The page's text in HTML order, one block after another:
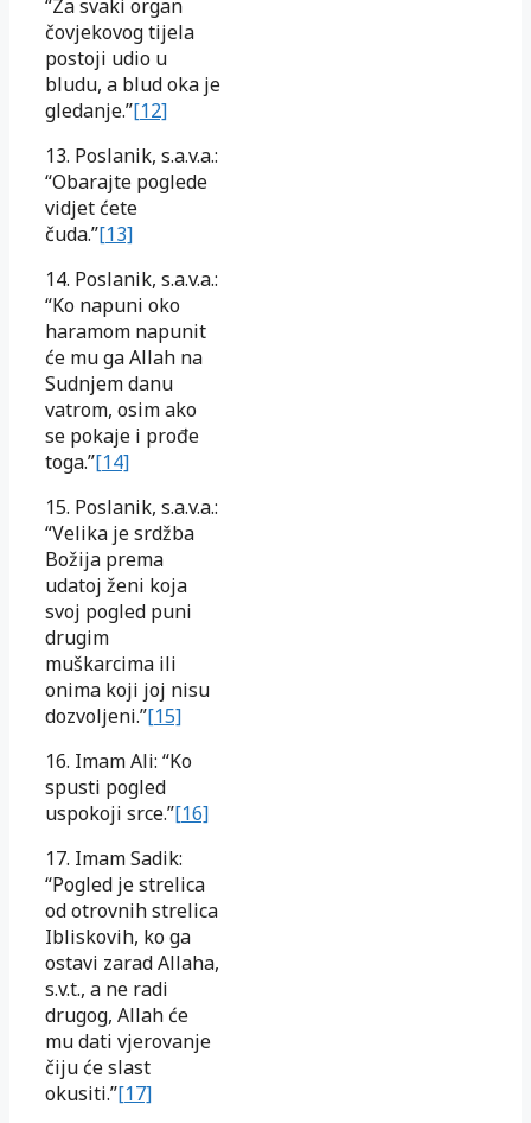
“Za svaki organ
čovjekovog tijela
postoji udio u
bludu, a blud oka je
gledanje.”[12]
13. Poslanik, s.a.v.a.:
“Obarajte poglede
vidjet ćete
čuda.”[13]
14. Poslanik, s.a.v.a.:
“Ko napuni oko
haramom napunit
će mu ga Allah na
Sudnjem danu
vatrom, osim ako
se pokaje i prođe
toga.”[14]
15. Poslanik, s.a.v.a.:
“Velika je srdžba
Božija prema
udatoj ženi koja
svoj pogled puni
drugim
muškarcima ili
onima koji joj nisu
dozvoljeni.”[15]
16. Imam Ali: “Ko
spusti pogled
uspokoji srce.”[16]
17. Imam Sadik:
“Pogled je strelica
od otrovnih strelica
Ibliskovih, ko ga
ostavi zarad Allaha,
s.v.t., a ne radi
drugog, Allah će
mu dati vjerovanje
čiju će slast
okusiti.”[17]